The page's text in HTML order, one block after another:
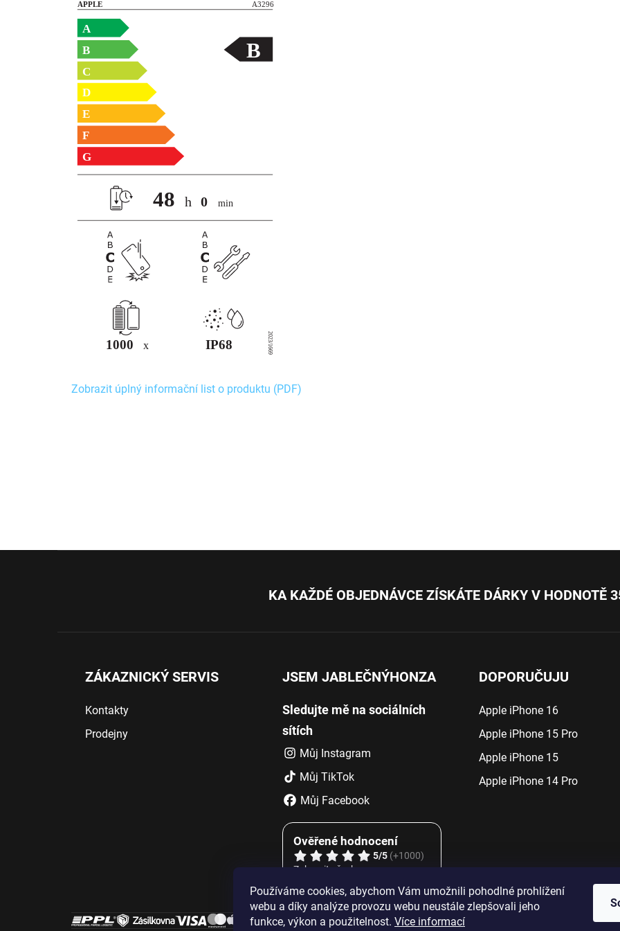
Používáme cookies, abychom Vám umožnili pohodlné prohlížení
webu a díky analýze provozu webu neustále zlepšovali jeho
funkce, výkon a použitelnost. Více informací
Zobrazit úplný informační list o produktu (PDF)
KA KAŽDÉ OBJEDNÁVCE ZÍSKÁTE DÁRKY V HODNOTĚ
ZÁKAZNICKÝ SERVIS
Kontakty
Prodejny
JSEM JABLEČNÝHONZA
Sledujte mě na sociálních
sítích
Můj Instagram
Můj TikTok
Můj Facebook
Ověřené hodnocení
5/5(+1000)
Zobrazit všechny
DOPORUČUJU
Apple iPhone 16
Apple iPhone 15 Pro
Apple iPhone 15
Apple iPhone 14 Pro